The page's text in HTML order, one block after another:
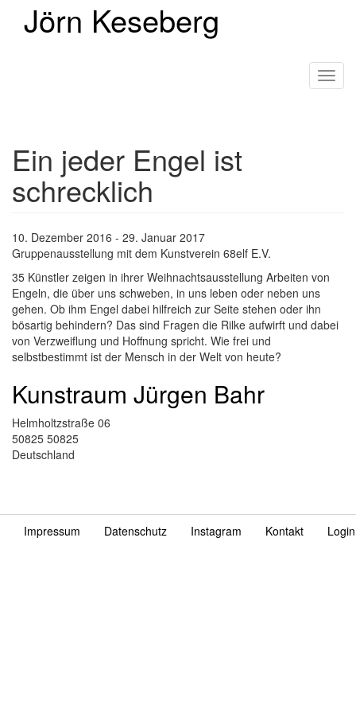
Jörn Keseberg
Ein jeder Engel ist
schrecklich
10. Dezember 2016 - 29. Januar 2017
Gruppenausstellung mit dem Kunstverein 68elf E.V.
35 Künstler zeigen in ihrer Weihnachtsausstellung Arbeiten von
Engeln, die über uns schweben, in uns leben oder neben uns
gehen. Ob ihm Engel dabei hilfreich zur Seite stehen oder ihn
bösartig behindern? Das sind Fragen die Rilke aufwirft und dabei
von Verzweiflung und Hoffnung spricht. Wie frei und
selbstbestimmt ist der Mensch in der Welt von heute?
Kunstraum Jürgen Bahr
Helmholtzstraße 06
50825 50825
Deutschland
Fußzeile
Impressum Datenschutz Instagram Kontakt Login